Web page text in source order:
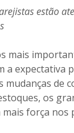
estão
mais
a expectativa
mudanças de
os
força nos